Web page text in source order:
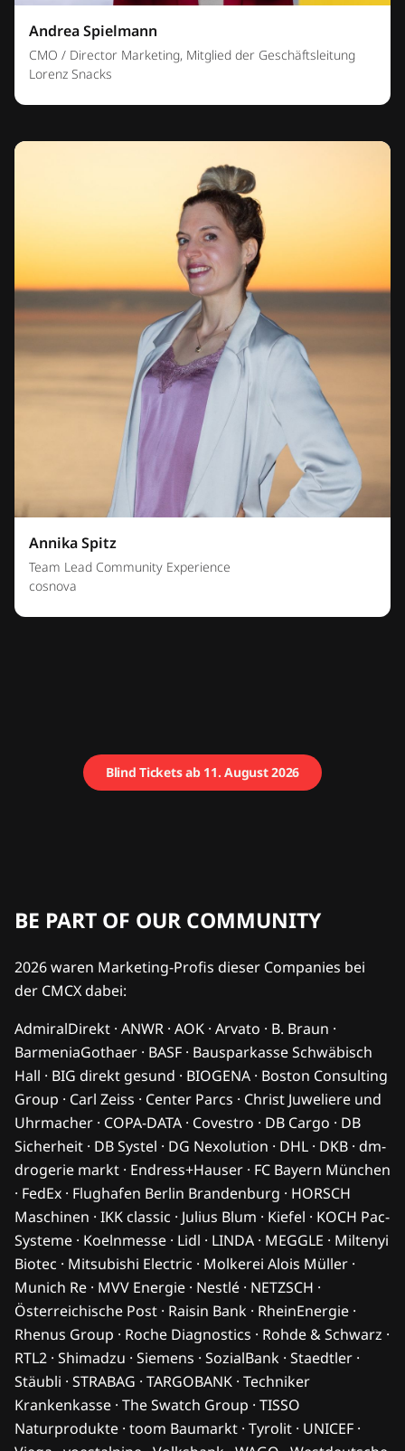
Andrea Spielmann
CMO / Director Marketing, Mitglied der Geschäftsleitung
Lorenz Snacks
Annika Spitz
Team Lead Community Experience
cosnova
Blind Tickets ab 11. August 2026
BE PART OF OUR COMMUNITY
2026 waren Marketing-Profis dieser Companies bei
der CMCX dabei:
AdmiralDirekt · ANWR · AOK · Arvato · B. Braun ·
BarmeniaGothaer · BASF · Bausparkasse Schwäbisch
Hall · BIG direkt gesund · BIOGENA · Boston Consulting
Group · Carl Zeiss · Center Parcs · Christ Juweliere und
Uhrmacher · COPA-DATA · Covestro · DB Cargo · DB
Sicherheit · DB Systel · DG Nexolution · DHL · DKB · dm-
drogerie markt · Endress+Hauser · FC Bayern München
· FedEx · Flughafen Berlin Brandenburg · HORSCH
Maschinen · IKK classic · Julius Blum · Kiefel · KOCH Pac-
Systeme · Koelnmesse · Lidl · LINDA · MEGGLE · Miltenyi
Biotec · Mitsubishi Electric · Molkerei Alois Müller ·
Munich Re · MVV Energie · Nestlé · NETZSCH ·
Österreichische Post · Raisin Bank · RheinEnergie ·
Rhenus Group · Roche Diagnostics · Rohde & Schwarz ·
RTL2 · Shimadzu · Siemens · SozialBank · Staedtler ·
Stäubli · STRABAG · TARGOBANK · Techniker
Krankenkasse · The Swatch Group · TISSO
Naturprodukte · toom Baumarkt · Tyrolit · UNICEF ·